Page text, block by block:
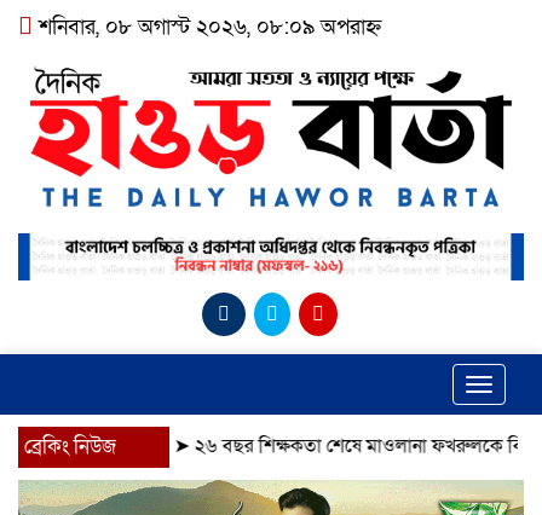
শনিবার, ০৮ অগাস্ট ২০২৬, ০৮:০৯ অপরাহ্ন
Toggle
ব্রেকিং নিউজ ২৬ বছর শিক্ষকতা শেষে মাওলানা ফখরুলকে বিদায়